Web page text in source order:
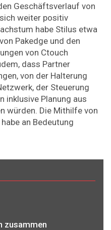
Geschäftsverlauf von
weiter positiv
habe Stilus etwa
Pakedge und den
von Ctouch
dass Partner
von der Halterung
der Steuerung
inklusive Planung aus
würden. Die Mithilfe von
an Bedeutung
zusammen